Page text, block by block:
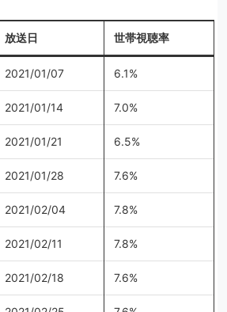
放送日 世帯視聴率
2021/01/07 6.1%
2021/01/14 7.0%
2021/01/21 6.5%
2021/01/28 7.6%
2021/02/04 7.8%
2021/02/11 7.8%
2021/02/18 7.6%